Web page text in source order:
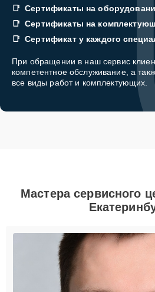
Сертификаты на
Сертификаты на
Сертификат у каждого
При обращении в наш сервис
компетентное обслуживание, а
все виды работ и комплектующих.
Мастера сервисного